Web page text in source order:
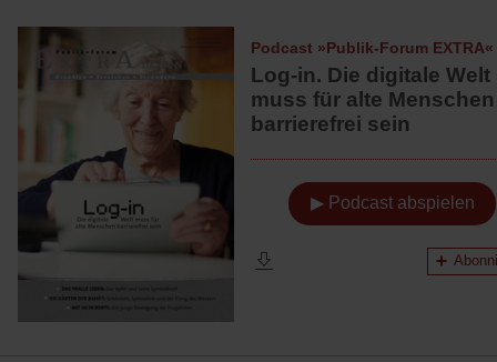
Podcast »Publik-Forum EXTRA«
Log-in. Die digitale Welt
muss für alte Menschen
barrierefrei sein
▶ Podcast abspielen